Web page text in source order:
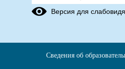
Версия для
Сведения об